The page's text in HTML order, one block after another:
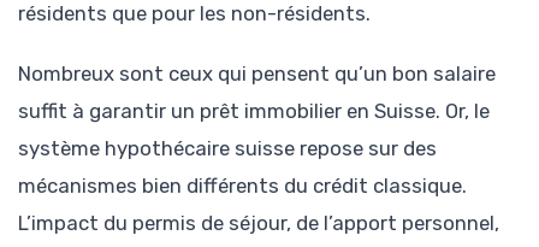
résidents que pour les non-résidents.
Nombreux sont ceux qui pensent qu’un bon salaire
suffit à garantir un prêt immobilier en Suisse. Or, le
système hypothécaire suisse repose sur des
mécanismes bien différents du crédit classique.
L’impact du permis de séjour, de l’apport personnel,